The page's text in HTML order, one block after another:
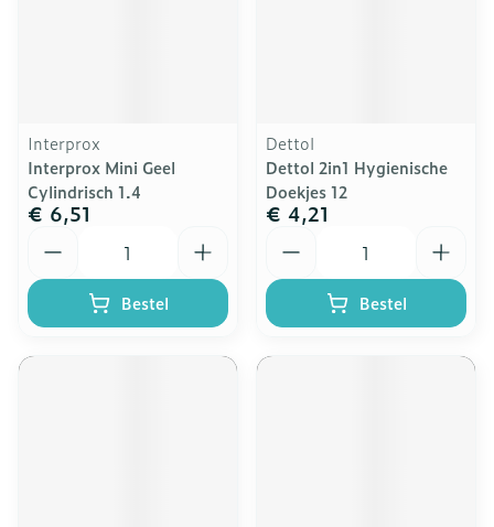
Interprox
Interprox Mini Geel
Cylindrisch 1.4
€ 6,51
Bestel
Dettol
Dettol 2in1 Hygienische
Doekjes 12
€ 4,21
Bestel